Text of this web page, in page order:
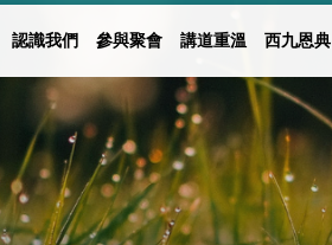
認識我們 參與聚會 講道重溫 西九恩典